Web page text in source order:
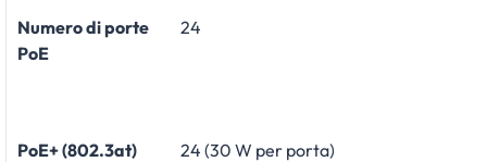
Numero di porte
PoE
24
PoE+ (802.3at) 24 (30 W per porta)